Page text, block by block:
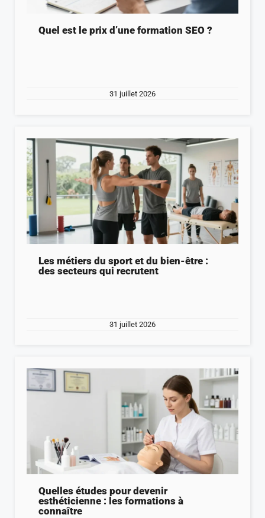
Quel est le prix d’une formation SEO ?
31 juillet 2026
Les métiers du sport et du bien-être :
des secteurs qui recrutent
31 juillet 2026
Quelles études pour devenir
esthéticienne : les formations à
connaître